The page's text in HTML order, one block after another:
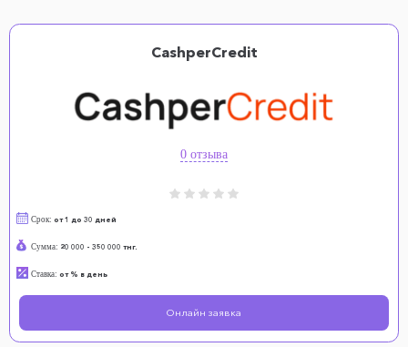
CashperCredit
0 отзыва
Срок: от 1 до 30 дней
Сумма: 20 000 - 350 000 тнг.
Ставка: от % в день
Онлайн заявка